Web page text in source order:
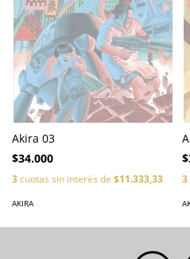
Akira 03
$34.000
3cuotas sin interés de $11.333,33
AKIRA
3